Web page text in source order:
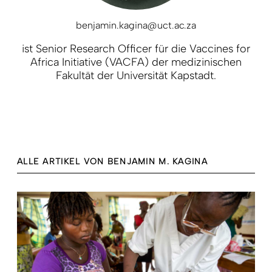
benjamin.kagina@uct.ac.za
ist Senior Research Officer für die Vaccines for
Africa Initiative (VACFA) der medizinischen
Fakultät der Universität Kapstadt.
ALLE ARTIKEL VON BENJAMIN M. KAGINA